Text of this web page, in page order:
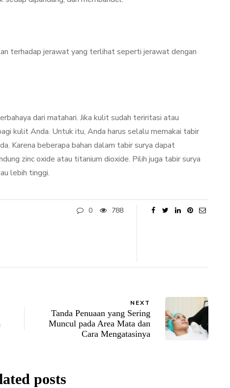
terhadap jerawat yang terlihat seperti jerawat dengan
dari matahari. Jika kulit sudah teriritasi atau
kulit Anda. Untuk itu, Anda harus selalu memakai tabir
Karena beberapa bahan dalam tabir surya dapat
zinc oxide atau titanium dioxide. Pilih juga tabir surya
lebih tinggi.
0 788
NEXT
Tanda Penuaan yang Sering
Muncul pada Area Mata dan
Cara Mengatasinya
posts